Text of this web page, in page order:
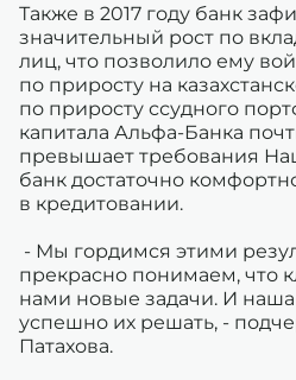
Также в 2017 году банк
значительный рост по
лиц, что позволило ему
по приросту на
по приросту ссудного
капитала Альфа-Банка
превышает требования
банк достаточно
в кредитовании.
- Мы гордимся этими
прекрасно понимаем, что
нами новые задачи. И наша
успешно их решать, -
Патахова.